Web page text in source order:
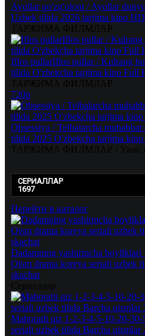
Ayollar qo'zg'oloni / Ayollar
Uzbek tilida 2026 tarjima kino
Iflos pullarIflos pullar / Kulrang
tilida O'zbekcha tarjima kino Full
720p
Obsessiya / Telbalarcha
tilida 2025 O'zbekcha tarjima
СЕРИАЛЛАР
1697
Перейти в каталог
Dadamning yashirincha
Qism drama koreya seriali uzbek
skachat
Mahoratli qiz 1-2-3-4-5-10-20-30-
seriali uzbek tilida Barcha qismlar